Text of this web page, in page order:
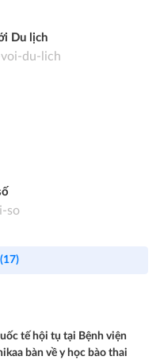
Du lịch
du-lich
so
tế hội tụ tại Bệnh viện
bàn về y học bào thai